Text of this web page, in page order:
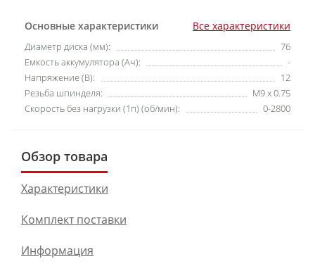
Основные характеристики Все характеристики
Диаметр диска (мм):
76
Емкость аккумулятора (Ач):
-
Напряжение (В):
12
Резьба шпинделя:
М9 х 0.75
Скорость без нагрузки (1п) (об/мин):
0-2800
Обзор товара
Характеристики
Комплект поставки
Информация